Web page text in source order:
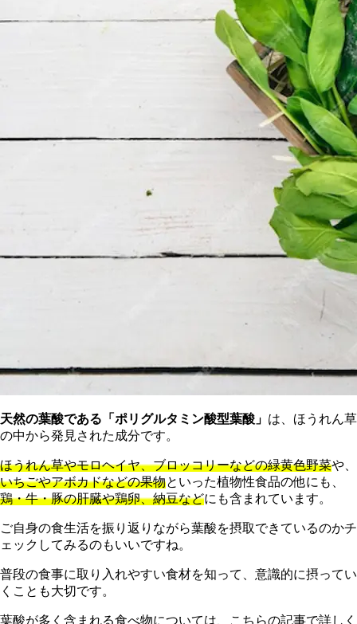
天然の葉酸である「ポリグルタミン酸型葉酸」 は、ほうれん草
の中から発見された成分です。
ほうれん草やモロヘイヤ、ブロッコリーなどの緑黄色野菜や、
いちごやアボカドなどの果物といった植物性食品の他にも、
鶏・牛・豚の肝臓や鶏卵、納豆などにも含まれています。
ご自身の食生活を振り返りながら葉酸を摂取できているのかチ
ェックしてみるのもいいですね。
普段の食事に取り入れやすい食材を知って、意識的に摂ってい
くことも大切です。
葉酸が多く含まれる食べ物については、こちらの記事で詳しく